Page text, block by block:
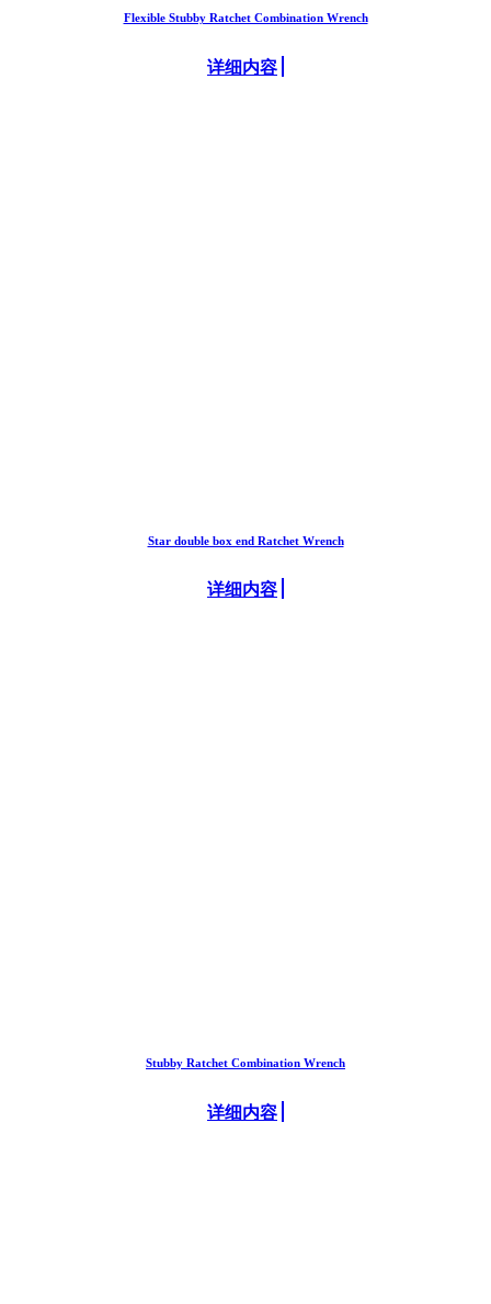
Flexible Stubby Ratchet Combination Wrench
详细内容
Star double box end Ratchet Wrench
详细内容
Stubby Ratchet Combination Wrench
详细内容